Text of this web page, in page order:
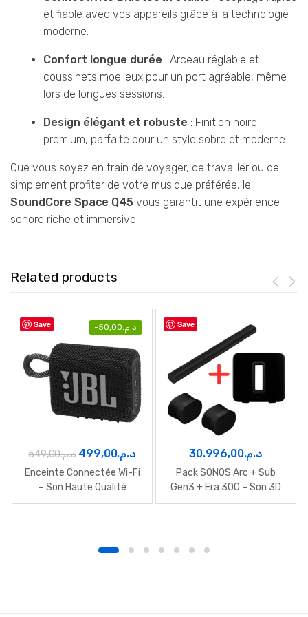
et fiable avec vos appareils grâce à la technologie
moderne.
Confort longue durée : Arceau réglable et
coussinets moelleux pour un port agréable, même
lors de longues sessions.
Design élégant et robuste : Finition noire
premium, parfaite pour un style sobre et moderne.
Que vous soyez en train de voyager, de travailler ou de
simplement profiter de votre musique préférée, le
SoundCore Space Q45 vous garantit une expérience
sonore riche et immersive.
Related products
Save - د.م.50,00
د.م.549,00
Le
prix
initial
était :
د.م.499,00
Le
prix
est :
Enceinte Connectée Wi-Fi
– Son Haute Qualité
Save
د.م.30.996,00
Pack SONOS Arc + Sub
Gen3 + Era 300 – Son 3D
Dolby Atmos